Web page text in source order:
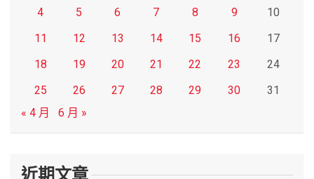
4
5 6 7 8 9
10
11
12 13 14 15 16
17
18
19 20 21 22 23
24
25
26 27 28 29 30
31
« 4 月
6 月 »
近期文章